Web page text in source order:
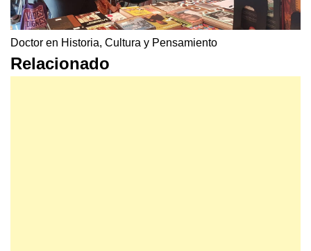
Doctor en Historia, Cultura y Pensamiento
Relacionado